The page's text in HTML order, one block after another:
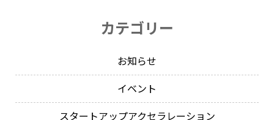
カテゴリー
お知らせ
イベント
スタートアップアクセラレーション